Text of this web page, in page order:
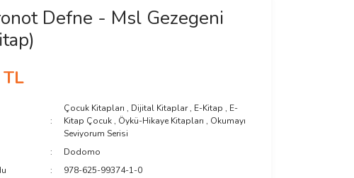
Defne - Msl Gezegeni
Çocuk Kitapları , Dijital Kitaplar, E-Kitap , E-
Kitap Çocuk , Öykü-Hikaye Kitapları , Okumayı
Seviyorum Serisi
Dodomo
978-625-99374-1-0